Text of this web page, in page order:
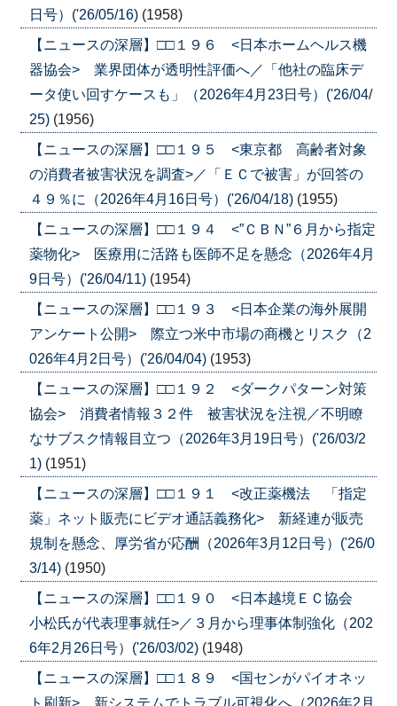
日号）('26/05/16) (1958)
【ニュースの深層】□□１９６ <日本ホームヘルス機
器協会> 業界団体が透明性評価へ／「他社の臨床デ
ータ使い回すケースも」（2026年4月23日号）('26/04/
25) (1956)
【ニュースの深層】□□１９５ <東京都 高齢者対象
の消費者被害状況を調査>／「ＥＣで被害」が回答の
４９％に（2026年4月16日号）('26/04/18) (1955)
【ニュースの深層】□□１９４ <”ＣＢＮ”６月から指定
薬物化> 医療用に活路も医師不足を懸念（2026年4月
9日号）('26/04/11) (1954)
【ニュースの深層】□□１９３ <日本企業の海外展開
アンケート公開> 際立つ米中市場の商機とリスク（2
026年4月2日号）('26/04/04) (1953)
【ニュースの深層】□□１９２ <ダークパターン対策
協会> 消費者情報３２件 被害状況を注視／不明瞭
なサブスク情報目立つ（2026年3月19日号）('26/03/2
1) (1951)
【ニュースの深層】□□１９１ <改正薬機法 「指定
薬」ネット販売にビデオ通話義務化> 新経連が販売
規制を懸念、厚労省が応酬（2026年3月12日号）('26/0
3/14) (1950)
【ニュースの深層】□□１９０ <日本越境ＥＣ協会
小松氏が代表理事就任>／３月から理事体制強化（202
6年2月26日号）('26/03/02) (1948)
【ニュースの深層】□□１８９ <国センがパイオネッ
ト刷新> 新システムでトラブル可視化へ（2026年2月